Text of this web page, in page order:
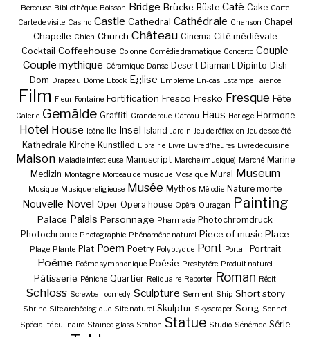
Berceuse Bibliothèque Boisson Bridge Brücke Büste Café Cake Carte
Carte de visite Casino Castle Cathedral Cathédrale Chanson Chapel
Chapelle Chien Church Château Cinema Cité médiévale
Cocktail Coffeehouse Colonne Comédie dramatique Concerto Couple
Couple mythique Céramique Danse Desert Diamant Dipinto Dish
Dom Drapeau Dôme Ebook Eglise Emblème En-cas Estampe Faïence
Film Fleur Fontaine Fortification Fresco Fresko Fresque Fête
Galerie Gemälde Graffiti Grande roue Gâteau Haus Horloge Hormone
Hotel House Icône Ile Insel Island Jardin Jeu de réflexion Jeu de société
Kathedrale Kirche Kunstlied Librairie Livre Livre d'heures Livre de cuisine
Maison Maladie infectieuse Manuscript Marche (musique) Marché Marine
Medizin Montagne Morceau de musique Mosaïque Mural Museum
Musique Musique religieuse Musée Mythos Mélodie Nature morte
Nouvelle Novel Oper Opera house Opéra Ouragan Painting
Palace Palais Personnage Pharmacie Photochromdruck
Photochrome Photographie Phénomène naturel Piece of music Place
Plage Plante Plat Poem Poetry Polyptyque Pont Portail Portrait
Poème Poème symphonique Poésie Presbytère Produit naturel
Pâtisserie Péniche Quartier Reliquaire Reporter Roman Récit
Schloss Screwball oomedy Sculpture Serment Ship Short story
Shrine Site archéologique Site naturel Skulptur Skyscraper Song Sonnet
Spécialité culinaire Stained glass Station Statue Studio Sénérade Série